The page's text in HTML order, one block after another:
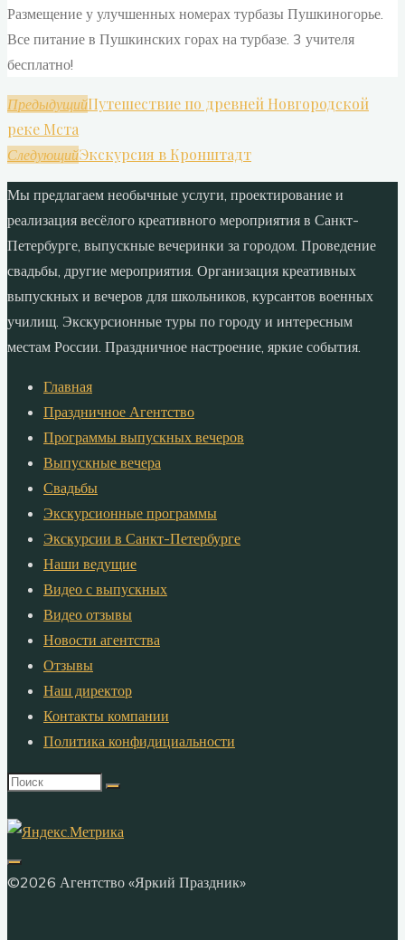
Размещение у улучшенных номерах турбазы Пушкиногорье.
Все питание в Пушкинских горах на турбазе. 3 учителя
бесплатно!
ПредыдущийПутешествие по древней Новгородской
реке Мста
СледующийЭкскурсия в Кронштадт
Мы предлагаем необычные услуги, проектирование и
реализация весёлого креативного мероприятия в Санкт-
Петербурге, выпускные вечеринки за городом. Проведение
свадьбы, другие мероприятия. Организация креативных
выпускных и вечеров для школьников, курсантов военных
училищ. Экскурсионные туры по городу и интересным
местам России. Праздничное настроение, яркие события.
Главная
Праздничное Агентство
Программы выпускных вечеров
Выпускные вечера
Свадьбы
Экскурсионные программы
Экскурсии в Санкт-Петербурге
Наши ведущие
Видео с выпускных
Видео отзывы
Новости агентства
Отзывы
Наш директор
Контакты компании
Политика конфидициальности
Что
©2026 Агентство «Яркий Праздник»